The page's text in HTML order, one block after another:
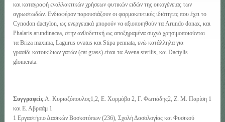
και καταγραφή εναλλακτικών χρήσεων φυτικών ειδών της οικογένειας των
αγρωστωδών. Ενδιαφέρον παρουσιάζουν οι φαρμακευτικές ιδιότητες που έχει το
Cynodon dactylon, ως ενεργειακά μπορούν να αξιοποιηθούν τα Arundo donax, και
Phalaris arundinacea, στην ανθοδετική ως αποξηραμένα συχνά χρησιμοποιούνται
τα Briza maxima, Lagurus ovatus και Stipa pennata, ενώ κατάλληλα για
γρασίδι κατοικίδιων γατών (cat grass) είναι τα Avena sterilis, και Dactylis
glomerata.
Συγγραφείς:Α. Κυριαζόπουλος1,2, Ε. Χορμόβα 2, Γ. Φωτιάδης2, Ζ. M. Παρίση 1
και Ε. Αβραάμ 1
1 Εργαστήριο Δασικών Βοσκοτόπων (236), Σχολή Δασολογίας και Φυσικού